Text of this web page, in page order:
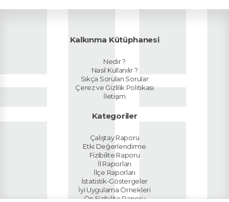
Kalkınma Kütüphanesi
Nedir ?
Nasıl Kullanılır ?
Sıkça Sorulan Sorular
Çerez ve Gizlilik Politikası
İletişim
Kategoriler
Çalıştay Raporu
Etki Değerlendirme
Fizibilite Raporu
İl Raporları
İlçe Raporları
İstatistik-Göstergeler
İyi Uygulama Örnekleri
Ön Fizibilite Raporu